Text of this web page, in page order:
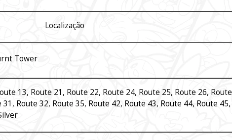
Localização
Tower
13, Route 21, Route 22, Route 24, Route 25, Route 26, Route
Route 32, Route 35, Route 42, Route 43, Route 44, Route 45,